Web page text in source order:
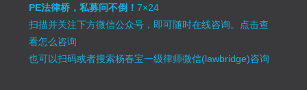
PE法律桥，私募问不倒！7×24
扫描并关注下方微信公众号，即可随时在线咨询。 点击查
看怎么咨询
也可以扫码或者搜索杨春宝一级律师微信(lawbridge)咨询